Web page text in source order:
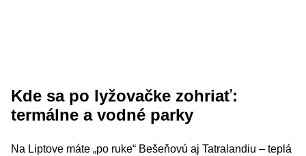
Kde sa po lyžovačke zohriať:
termálne a vodné parky
Na Liptove máte „po ruke“ Bešeňovú aj Tatralandiu – teplá